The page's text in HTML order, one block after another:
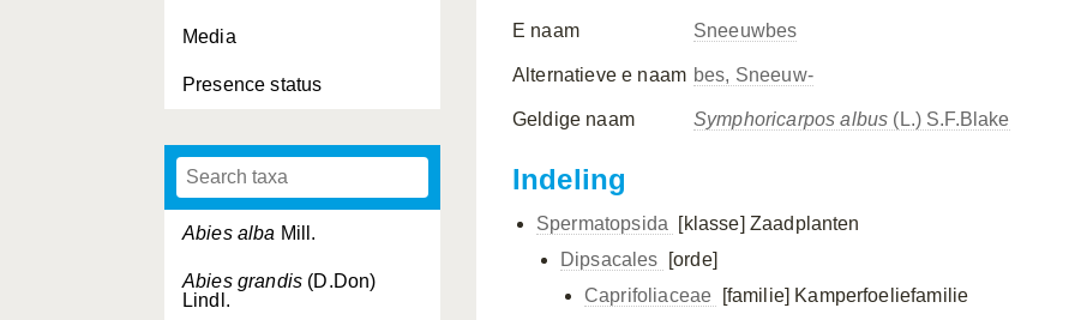
Media
Presence status
Abies alba Mill.
Abies grandis (D.Don)
Lindl.
E naam Sneeuwbes
Alternatieve e naam bes, Sneeuw-
Geldige naam Symphoricarpos albus (L.) S.F.Blake
Indeling
Spermatopsida [klasse] Zaadplanten
Dipsacales
[orde]
Caprifoliaceae
[familie] Kamperfoeliefamilie